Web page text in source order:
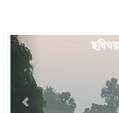
ছবিঘর